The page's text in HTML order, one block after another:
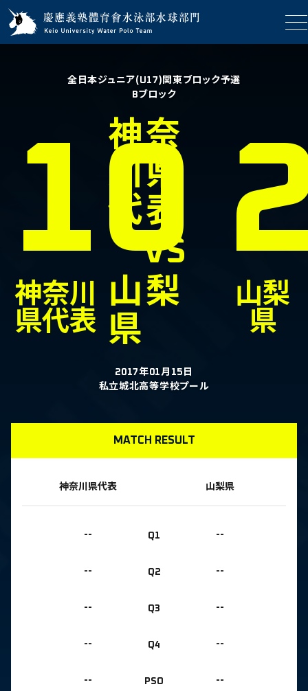
全日本ジュニア(U17)関東ブロック予選
Bブロック
10
神奈川
県代表
神奈
川県
代表
VS
山梨
県
山梨
県
2017年01月15日
私立城北高等学校プール
MATCH RESULT
神奈川県代表 山梨県
-- Q1 --
-- Q2 --
-- Q3 --
-- Q4 --
-- PSO --